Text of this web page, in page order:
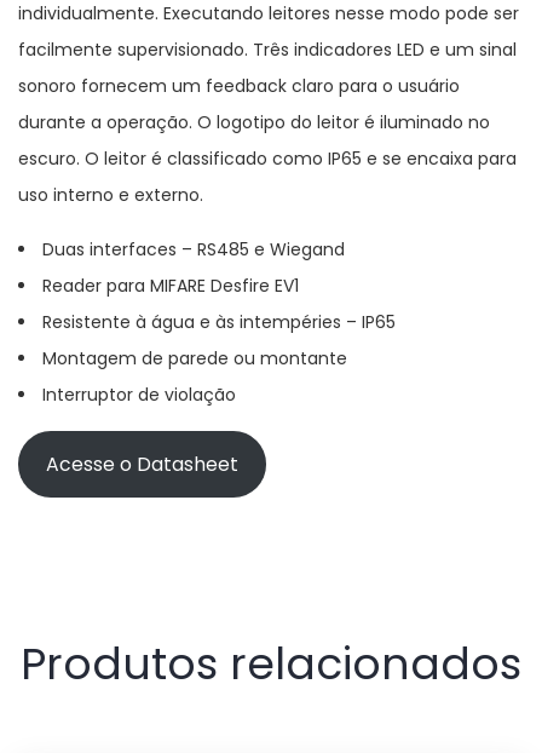
individualmente. Executando leitores nesse modo pode ser
facilmente supervisionado. Três indicadores LED e um sinal
sonoro fornecem um feedback claro para o usuário
durante a operação. O logotipo do leitor é iluminado no
escuro. O leitor é classificado como IP65 e se encaixa para
uso interno e externo.
Duas interfaces – RS485 e Wiegand
Reader para MIFARE Desfire EV1
Resistente à água e às intempéries – IP65
Montagem de parede ou montante
Interruptor de violação
Acesse o Datasheet
Produtos relacionados